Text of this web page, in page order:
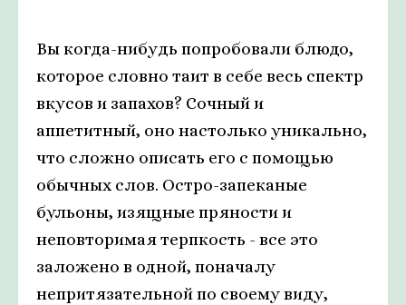
Вы когда-нибудь попробовали блюдо,
которое словно таит в себе весь спектр
вкусов и запахов? Сочный и
аппетитный, оно настолько уникально,
что сложно описать его с помощью
обычных слов. Остро-запеканые
бульоны, изящные пряности и
неповторимая терпкость - все это
заложено в одной, поначалу
непритязательной по своему виду,